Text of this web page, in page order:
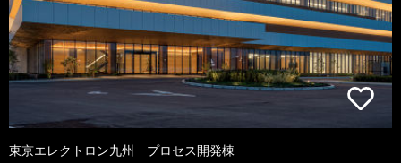
東京エレクトロン九州 プロセス開発棟